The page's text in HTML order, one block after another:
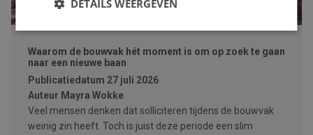
Waarom de bouwvak hét moment is om op zoek te gaan
naar een nieuwe baan
Publicatiedatum 27 juli 2026
Auteur Mayra Wokke
Veel mensen denken dat solliciteren tijdens de bouwvak
weinig zin heeft. Toch is juist deze periode een slim
DETAILS WEERGEVEN